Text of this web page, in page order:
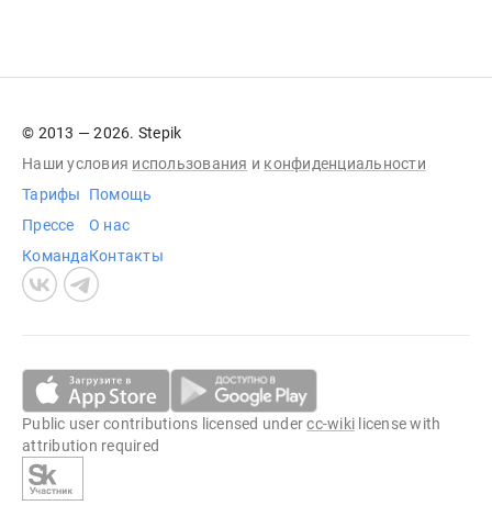
© 2013 — 2026. Stepik
Наши условия использования и конфиденциальности
Тарифы
Прессе
Команда
Помощь
О нас
Контакты
Public user contributions licensed undercc-wiki license with
attribution required